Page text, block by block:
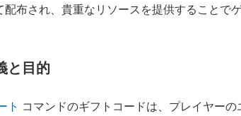
布され、貴重なリソースを提供することで
と目的
ト コマンドのギフトコードは、プレイヤー